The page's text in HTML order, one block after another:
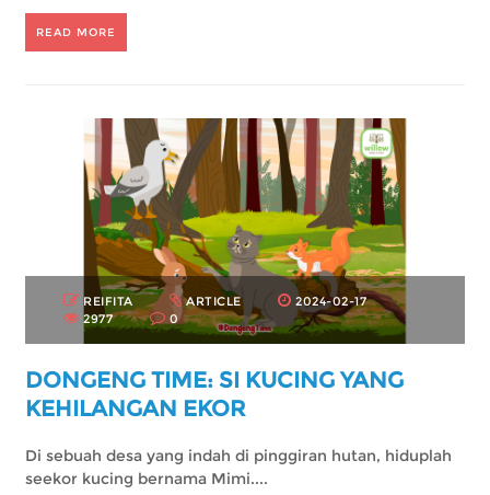
READ MORE
REIFITA ARTICLE
2024-02-17
2977
0
DONGENG TIME: SI KUCING YANG
KEHILANGAN EKOR
Di sebuah desa yang indah di pinggiran hutan, hiduplah
seekor kucing bernama Mimi....